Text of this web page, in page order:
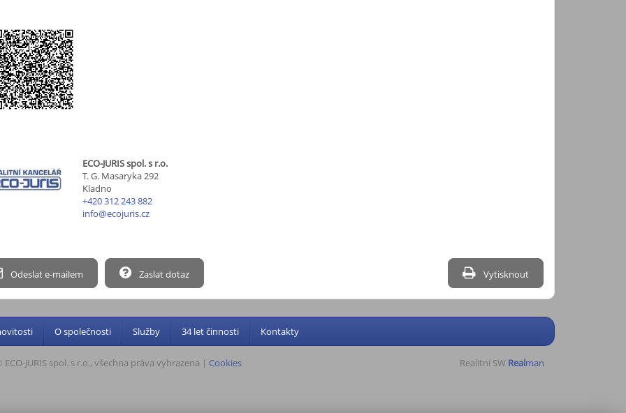
ECO-JURIS spol. s r.o.
T. G. Masaryka 292
Kladno
+420 312 243 882
info@ecojuris.cz
Odeslat e-mailem Zaslat dotaz Vytisknout
O společnosti Služby 34 let činnosti Kontakty
ECO-JURIS spol. s r.o., všechna práva vyhrazena | Cookies Realitní SW Realman